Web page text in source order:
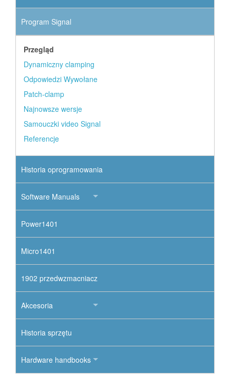
Program Signal
Przegląd
Dynamiczny clamping
Odpowiedzi Wywołane
Patch-clamp
Najnowsze wersje
Samouczki video Signal
Referencje
Historia oprogramowania
Software Manuals
Power1401
Micro1401
1902 przedwzmacniacz
Akcesoria
Historia sprzętu
Hardware handbooks